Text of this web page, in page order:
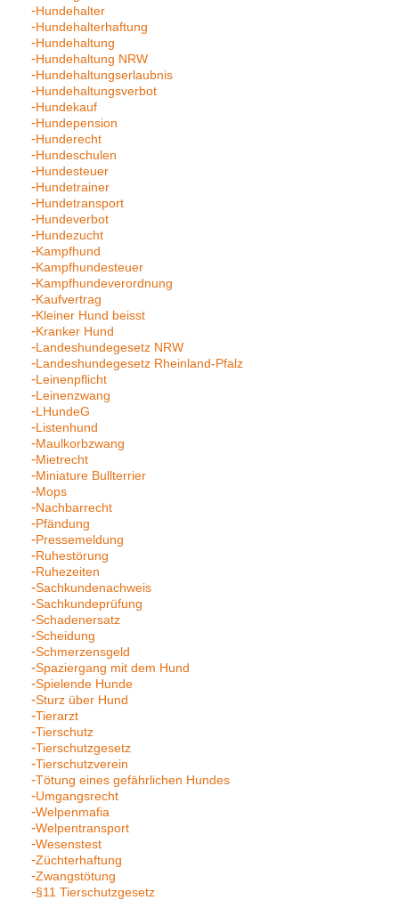
Hundehalter
Hundehalterhaftung
Hundehaltung
Hundehaltung NRW
Hundehaltungserlaubnis
Hundehaltungsverbot
Hundekauf
Hundepension
Hunderecht
Hundeschulen
Hundesteuer
Hundetrainer
Hundetransport
Hundeverbot
Hundezucht
Kampfhund
Kampfhundesteuer
Kampfhundeverordnung
Kaufvertrag
Kleiner Hund beisst
Kranker Hund
Landeshundegesetz NRW
Landeshundegesetz Rheinland-Pfalz
Leinenpflicht
Leinenzwang
LHundeG
Listenhund
Maulkorbzwang
Mietrecht
Miniature Bullterrier
Mops
Nachbarrecht
Pfändung
Pressemeldung
Ruhestörung
Ruhezeiten
Sachkundenachweis
Sachkundeprüfung
Schadenersatz
Scheidung
Schmerzensgeld
Spaziergang mit dem Hund
Spielende Hunde
Sturz über Hund
Tierarzt
Tierschutz
Tierschutzgesetz
Tierschutzverein
Tötung eines gefährlichen Hundes
Umgangsrecht
Welpenmafia
Welpentransport
Wesenstest
Züchterhaftung
Zwangstötung
§11 Tierschutzgesetz